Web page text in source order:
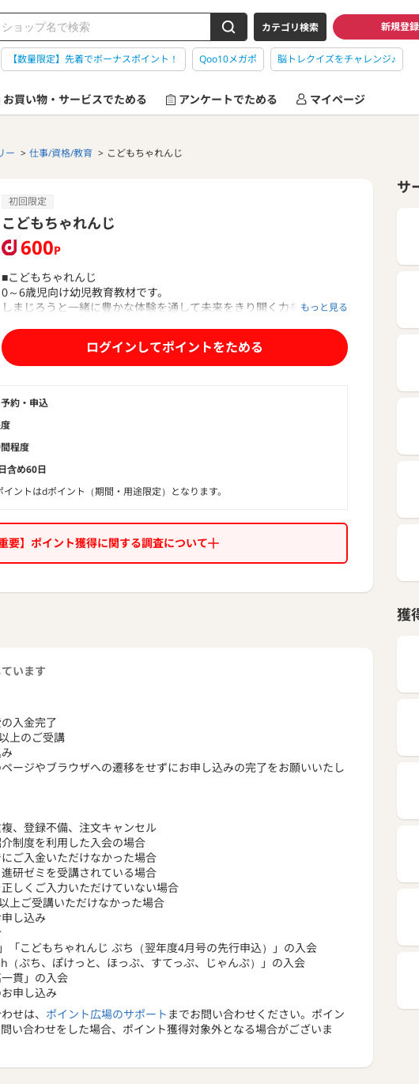
カテゴリ検索 新規登録
【数量限定】先着でボーナスポイント！ Qoo10メガポ 脳トレクイズをチャレンジ♪
お買い物・サービスでためる アンケートでためる マイページ
ー 仕事/資格/教育 こどもちゃれんじ
初回限定
こどもちゃれんじ
600P
■こどもちゃれんじ
0～6歳児向け幼児教育教材です。
しまじろうと一緒に豊かな体験を通して未来をきり開く力を育みま
もっと見る
ログインしてポイントをためる
約・申込
程度
含め60日
ントはdポイント（期間・用途限定）となります。
重要】ポイント獲得に関する調査について
います
入金完了
上のご受講
ージやブラウザへの遷移をせずにお申し込みの完了をお願いいたし
、登録不備、注文キャンセル
制度を利用した入会の場合
ご入金いただけなかった場合
研ゼミを受講されている場合
しくご入力いただけていない場合
上ご受講いただけなかった場合
し込み
「こどもちゃれんじ ぷち（翌年度4月号の先行申込）」の入会
（ぷち、ぽけっと、ほっぷ、すてっぷ、じゃんぷ）」の入会
貫」の入会
申し込み
せは、 ポイント広場のサポート までお問い合わせください。ポイン
い合わせをした場合、ポイント獲得対象外となる場合がございま
サ
獲